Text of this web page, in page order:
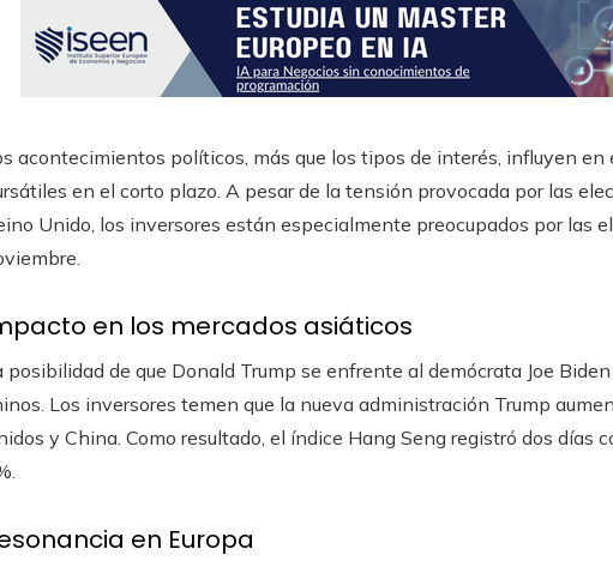
acontecimientos políticos, más que los tipos de interés, influyen
en el corto plazo. A pesar de la tensión provocada por las
Unido, los inversores están especialmente preocupados por las
en los mercados asiáticos
posibilidad de que Donald Trump se enfrente al demócrata Joe
Los inversores temen que la nueva administración Trump
y China. Como resultado, el índice Hang Seng registró dos días
en Europa